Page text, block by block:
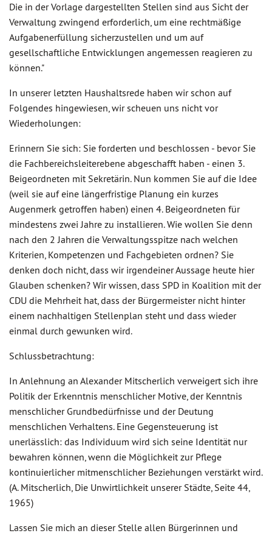
Die in der Vorlage dargestellten Stellen sind aus Sicht der
Verwaltung zwingend erforderlich, um eine rechtmäßige
Aufgabenerfüllung sicherzustellen und um auf
gesellschaftliche Entwicklungen angemessen reagieren zu
können."
In unserer letzten Haushaltsrede haben wir schon auf
Folgendes hingewiesen, wir scheuen uns nicht vor
Wiederholungen:
Erinnern Sie sich: Sie forderten und beschlossen - bevor Sie
die Fachbereichsleiterebene abgeschafft haben - einen 3.
Beigeordneten mit Sekretärin. Nun kommen Sie auf die Idee
(weil sie auf eine längerfristige Planung ein kurzes
Augenmerk getroffen haben) einen 4. Beigeordneten für
mindestens zwei Jahre zu installieren. Wie wollen Sie denn
nach den 2 Jahren die Verwaltungsspitze nach welchen
Kriterien, Kompetenzen und Fachgebieten ordnen? Sie
denken doch nicht, dass wir irgendeiner Aussage heute hier
Glauben schenken? Wir wissen, dass SPD in Koalition mit der
CDU die Mehrheit hat, dass der Bürgermeister nicht hinter
einem nachhaltigen Stellenplan steht und dass wieder
einmal durch gewunken wird.
Schlussbetrachtung:
In Anlehnung an Alexander Mitscherlich verweigert sich ihre
Politik der Erkenntnis menschlicher Motive, der Kenntnis
menschlicher Grundbedürfnisse und der Deutung
menschlichen Verhaltens. Eine Gegensteuerung ist
unerlässlich: das Individuum wird sich seine Identität nur
bewahren können, wenn die Möglichkeit zur Pflege
kontinuierlicher mitmenschlicher Beziehungen verstärkt wird.
(A. Mitscherlich, Die Unwirtlichkeit unserer Städte, Seite 44,
1965)
Lassen Sie mich an dieser Stelle allen Bürgerinnen und